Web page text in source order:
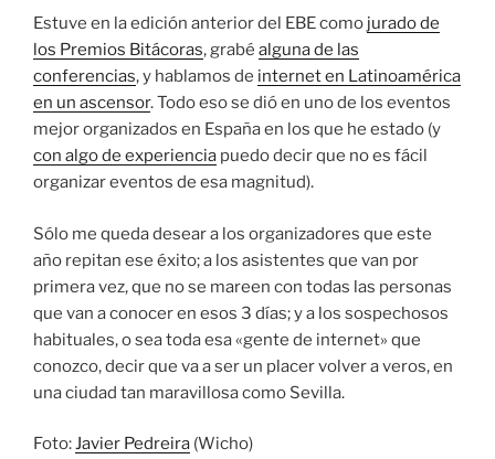
Estuve en la edición anterior del EBE como jurado de
los Premios Bitácoras, grabé alguna de las
conferencias, y hablamos de internet en Latinoamérica
en un ascensor. Todo eso se dió en uno de los eventos
mejor organizados en España en los que he estado (y
con algo de experiencia puedo decir que no es fácil
organizar eventos de esa magnitud).
Sólo me queda desear a los organizadores que este
año repitan ese éxito; a los asistentes que van por
primera vez, que no se mareen con todas las personas
que van a conocer en esos 3 días; y a los sospechosos
habituales, o sea toda esa «gente de internet» que
conozco, decir que va a ser un placer volver a veros, en
una ciudad tan maravillosa como Sevilla.
Foto:Javier Pedreira (Wicho)